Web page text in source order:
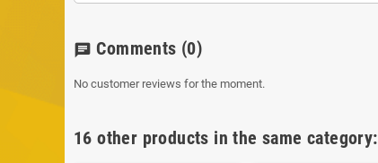
chat Comments (0)
No customer reviews for the moment.
16 other products in the same category: